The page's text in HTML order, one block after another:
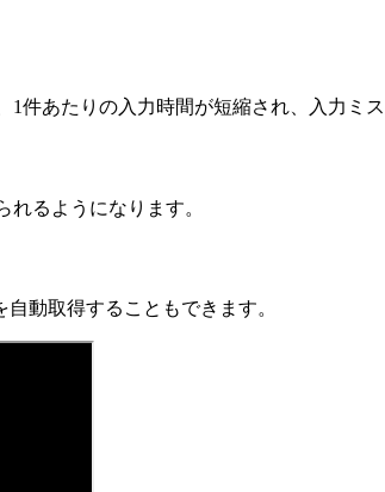
件あたりの入力時間が短縮され、入力ミス
るようになります。
動取得することもできます。